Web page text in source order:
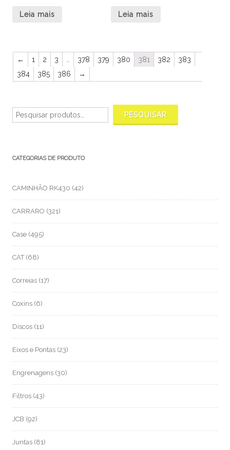
Leia mais Leia mais
← 1 2 3 378 379 380 381 382
383
384
385 386 →
por:
PESQUISAR
CATEGORIAS DE PRODUTO
CAMINHÃO RK430 (42)
CARRARO (321)
Case (495)
CAT (68)
Correias (17)
Coxins (6)
Discos (11)
Eixos e Pontas (23)
Engrenagens (30)
Filtros (43)
JCB (92)
Juntas (81)